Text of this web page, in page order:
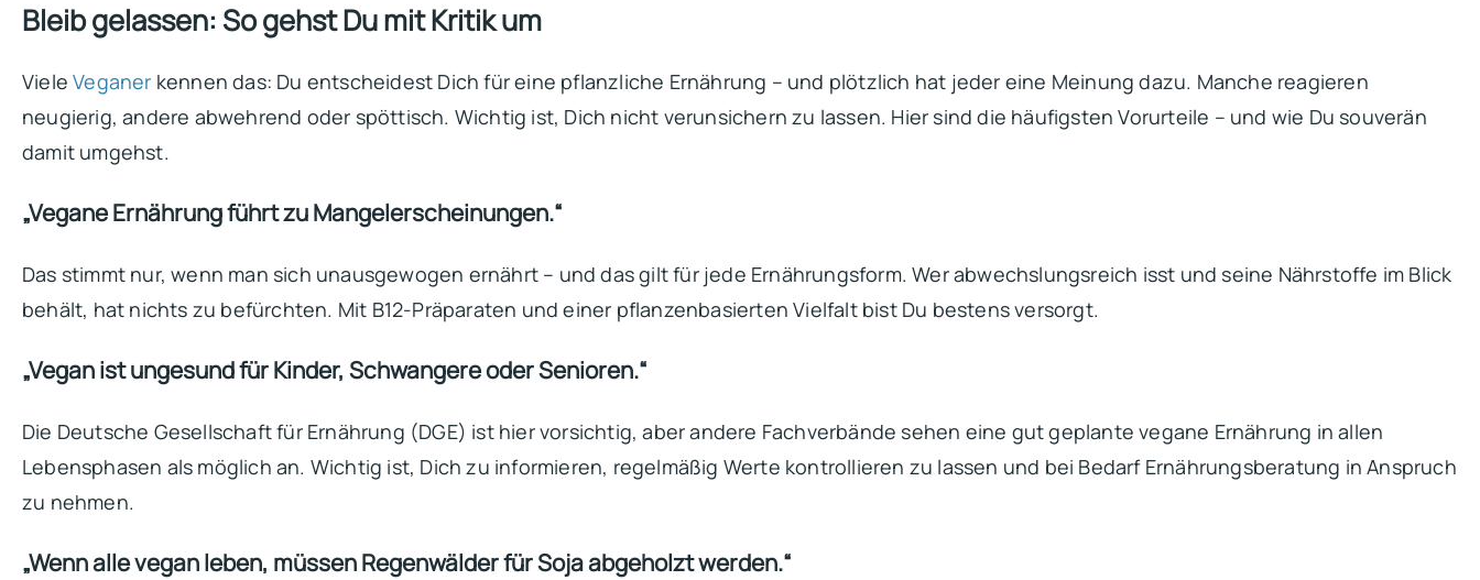
Bleib gelassen: So gehst Du mit Kritik um
VieleVeganer kennen das: Du entscheidest Dich für eine pflanzliche Ernährung – und plötzlich hat jeder eine Meinung dazu. Manche reagieren
neugierig, andere abwehrend oder spöttisch. Wichtig ist, Dich nicht verunsichern zu lassen. Hier sind die häufigsten Vorurteile – und wie Du souverän
damit umgehst.
„Vegane Ernährung führt zu Mangelerscheinungen.“
Das stimmt nur, wenn man sich unausgewogen ernährt – und das gilt für jede Ernährungsform. Wer abwechslungsreich isst und seine Nährstoffe im Blick
behält, hat nichts zu befürchten. Mit B12-Präparaten und einer pflanzenbasierten Vielfalt bist Du bestens versorgt.
„Vegan ist ungesund für Kinder, Schwangere oder Senioren.“
Die Deutsche Gesellschaft für Ernährung (DGE) ist hier vorsichtig, aber andere Fachverbände sehen eine gut geplante vegane Ernährung in allen
Lebensphasen als möglich an. Wichtig ist, Dich zu informieren, regelmäßig Werte kontrollieren zu lassen und bei Bedarf Ernährungsberatung in Anspruch
zu nehmen.
„Wenn alle vegan leben, müssen Regenwälder für Soja abgeholzt werden.“